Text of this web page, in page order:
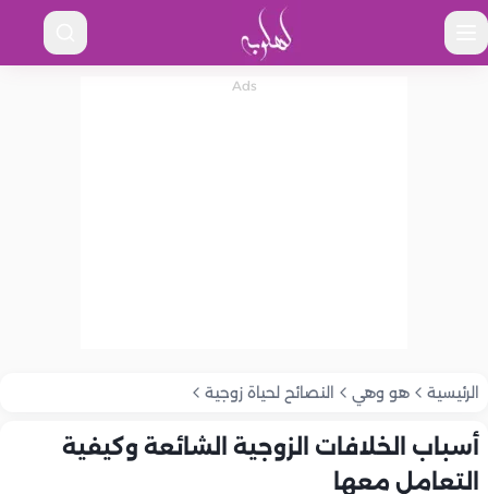
الرئيسية هو وهي النصائح لحياة زوجية
أسباب الخلافات الزوجية الشائعة وكيفية
التعامل معها